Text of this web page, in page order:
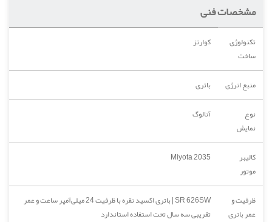
مشخصات فنی
تکنولوژی
ساخت
کوارتز
منبع انرژی
باتری
نوع
نمایش
آنالوگ
کالیبر
موتور
Miyota 2035
ظرفیت و
عمر باتری
SR 626SW | باتری اکسید نقره با ظرفیت 24 میلی‌آمپر ساعت و عمر
تقریبی سه سال تحت استفاده استاندارد